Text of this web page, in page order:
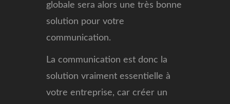
globale sera alors une très bonne
solution pour votre
communication.
La communication est donc la
solution vraiment essentielle à
votre entreprise, car créer un